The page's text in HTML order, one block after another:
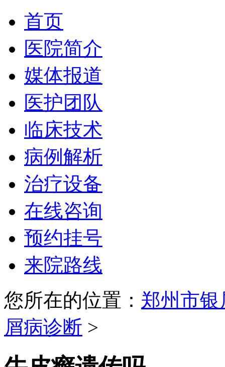
首页
医院简介
媒体报道
医护团队
临床技术
病例解析
治疗设备
在线咨询
预约挂号
来院路线
您所在的位置： 郑州市
屑病诊断 >